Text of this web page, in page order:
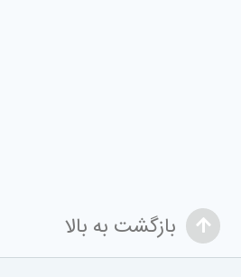
بازگشت به بالا